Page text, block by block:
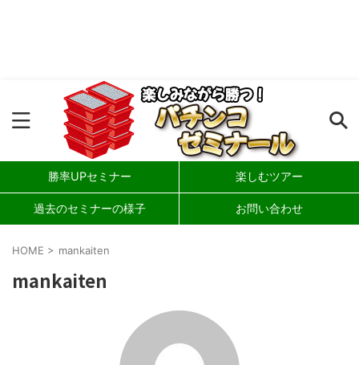
勝率UPセミナー 楽しむツアー
過去のセミナーの様子 お問い合わせ
HOME > mankaiten
mankaiten